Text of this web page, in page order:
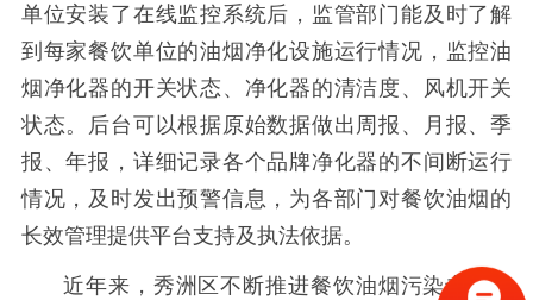
单位安装了在线监控系统后，监管部门能及时了解
到每家餐饮单位的油烟净化设施运行情况，监控油
烟净化器的开关状态、净化器的清洁度、风机开关
状态。后台可以根据原始数据做出周报、月报、季
报、年报，详细记录各个品牌净化器的不间断运行
情况，及时发出预警信息，为各部门对餐饮油烟的
长效管理提供平台支持及执法依据。
近年来，秀洲区不断推进餐饮油烟污染专项整